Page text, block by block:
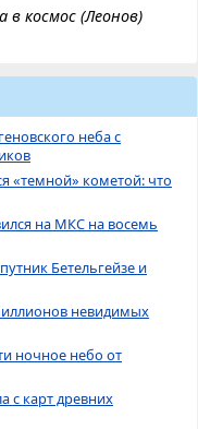
космос (Леонов)
неба с
«темной» кометой: что
на МКС на восемь
Бетельгейзе и
невидимых
ночное небо от
с карт древних